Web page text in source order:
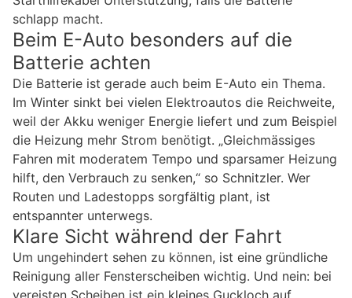
schlapp macht.
Beim E-Auto besonders auf die
Batterie achten
Die Batterie ist gerade auch beim E-Auto ein Thema.
Im Winter sinkt bei vielen Elektroautos die Reichweite,
weil der Akku weniger Energie liefert und zum Beispiel
die Heizung mehr Strom benötigt. „Gleichmässiges
Fahren mit moderatem Tempo und sparsamer Heizung
hilft, den Verbrauch zu senken,“ so Schnitzler. Wer
Routen und Ladestopps sorgfältig plant, ist
entspannter unterwegs.
Klare Sicht während der Fahrt
Um ungehindert sehen zu können, ist eine gründliche
Reinigung aller Fensterscheiben wichtig. Und nein: bei